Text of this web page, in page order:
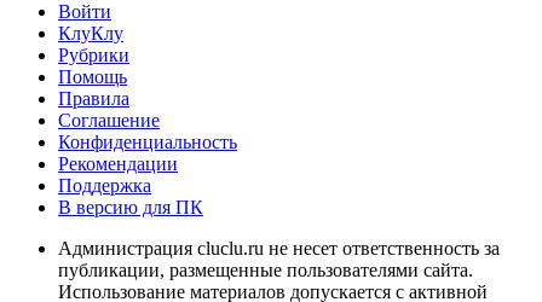
Войти
КлуКлу
Рубрики
Помощь
Правила
Соглашение
Конфиденциальность
Рекомендации
Поддержка
В версию для ПК
Администрация cluclu.ru не несет ответственность за
публикации, размещенные пользователями сайта.
Использование материалов допускается с активной